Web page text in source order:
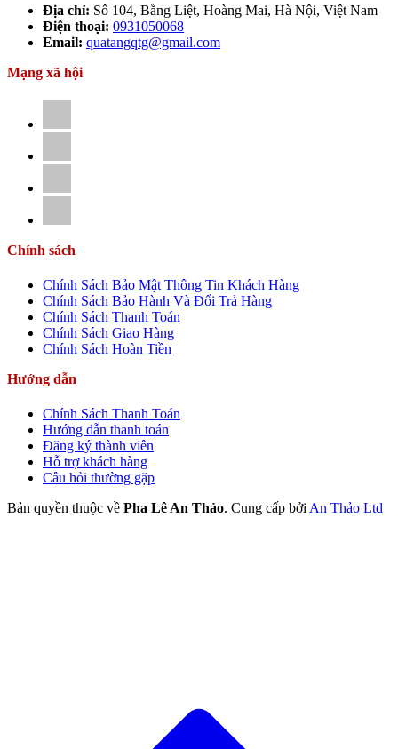
Địa chỉ: Số 104, Bằng Liệt, Hoàng Mai, Hà Nội, Việt Nam
Điện thoại: 0931050068
Email: quatangqtg@gmail.com
Mạng xã hội
Chính sách
Chính Sách Bảo Mật Thông Tin Khách Hàng
Chính Sách Bảo Hành Và Đổi Trả Hàng
Chính Sách Thanh Toán
Chính Sách Giao Hàng
Chính Sách Hoàn Tiền
Hướng dẫn
Chính Sách Thanh Toán
Hướng dẫn thanh toán
Đăng ký thành viên
Hỗ trợ khách hàng
Câu hỏi thường gặp
Bản quyền thuộc về Pha Lê An Thảo. Cung cấp bởi An Thảo Ltd